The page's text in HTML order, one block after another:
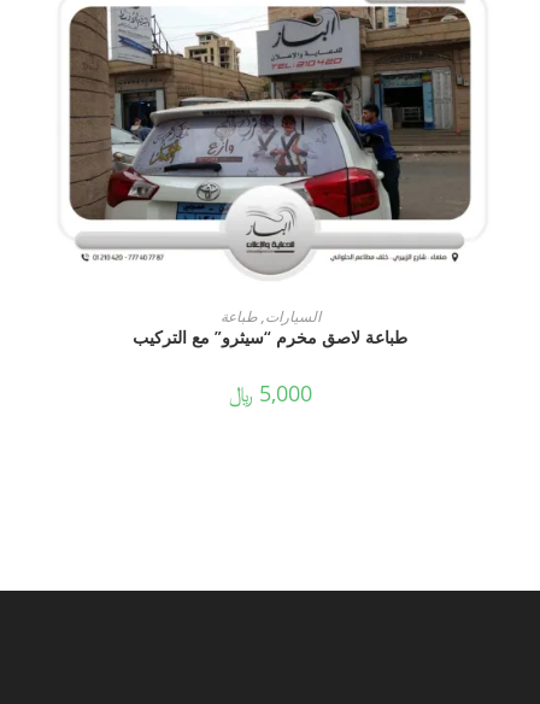
ADD TO CART
السيارات,طباعة
طباعة لاصق مخرم “سيثرو” مع التركيب
5,000 ﷼